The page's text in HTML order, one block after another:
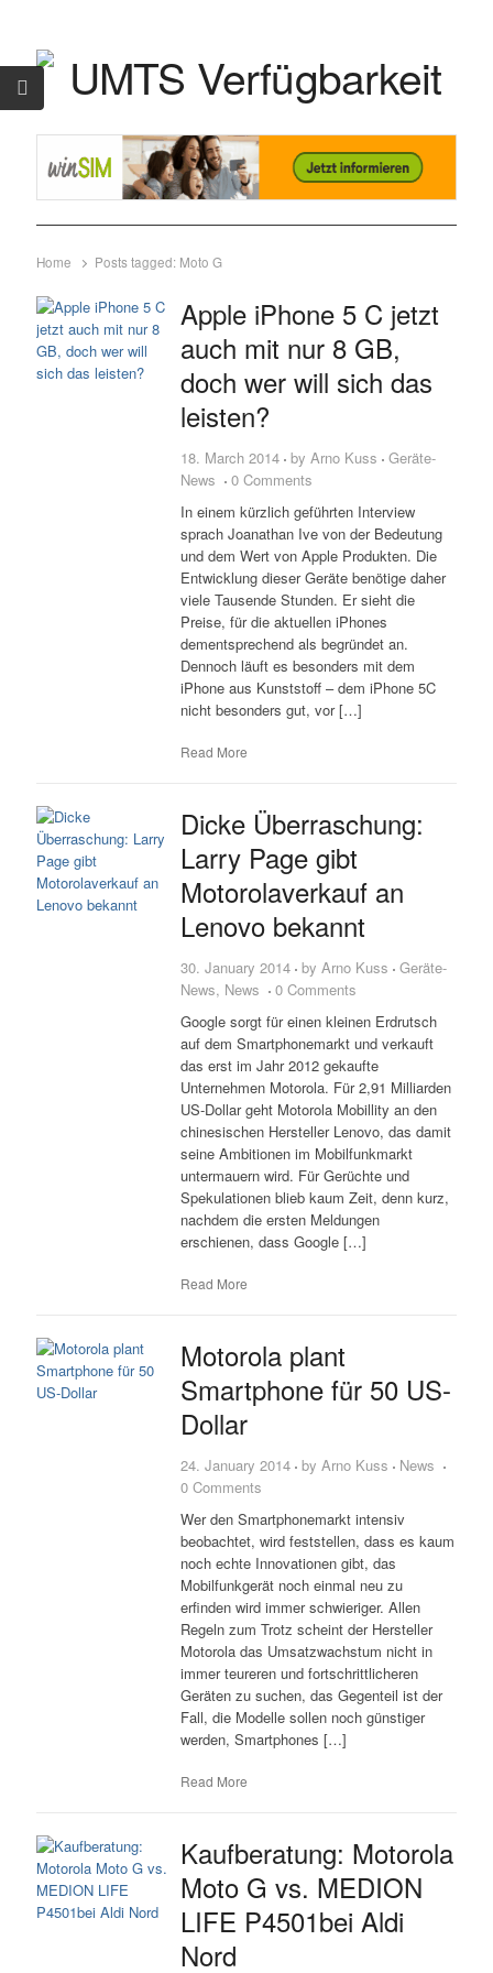
Home Posts tagged: Moto G
Apple iPhone 5 C jetzt
auch mit nur 8 GB,
doch wer will sich das
leisten?
18. March 2014 by Arno Kuss Geräte-
News
0 Comments
In einem kürzlich geführten Interview
sprach Joanathan Ive von der Bedeutung
und dem Wert von Apple Produkten. Die
Entwicklung dieser Geräte benötige daher
viele Tausende Stunden. Er sieht die
Preise, für die aktuellen iPhones
dementsprechend als begründet an.
Dennoch läuft es besonders mit dem
iPhone aus Kunststoff – dem iPhone 5C
nicht besonders gut, vor […]
Read More
Dicke Überraschung:
Larry Page gibt
Motorolaverkauf an
Lenovo bekannt
30. January 2014 by Arno Kuss Geräte-
News, News
0 Comments
Google sorgt für einen kleinen Erdrutsch
auf dem Smartphonemarkt und verkauft
das erst im Jahr 2012 gekaufte
Unternehmen Motorola. Für 2,91 Milliarden
US-Dollar geht Motorola Mobillity an den
chinesischen Hersteller Lenovo, das damit
seine Ambitionen im Mobilfunkmarkt
untermauern wird. Für Gerüchte und
Spekulationen blieb kaum Zeit, denn kurz,
nachdem die ersten Meldungen
erschienen, dass Google […]
Read More
Motorola plant
Smartphone für 50 US-
Dollar
24. January 2014 by Arno Kuss
News
0 Comments
Wer den Smartphonemarkt intensiv
beobachtet, wird feststellen, dass es kaum
noch echte Innovationen gibt, das
Mobilfunkgerät noch einmal neu zu
erfinden wird immer schwieriger. Allen
Regeln zum Trotz scheint der Hersteller
Motorola das Umsatzwachstum nicht in
immer teureren und fortschrittlicheren
Geräten zu suchen, das Gegenteil ist der
Fall, die Modelle sollen noch günstiger
werden, Smartphones […]
Read More
Kaufberatung: Motorola
Moto G vs. MEDION
LIFE P4501bei Aldi
Nord